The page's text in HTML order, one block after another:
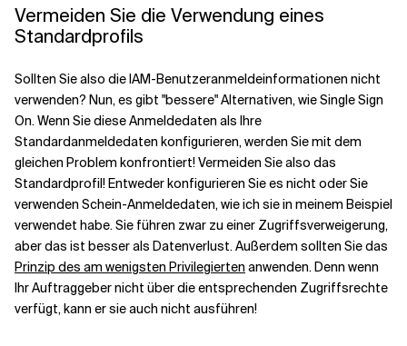
Vermeiden Sie die Verwendung eines
Standardprofils
Sollten Sie also die IAM-Benutzeranmeldeinformationen nicht
verwenden? Nun, es gibt "bessere" Alternativen, wie Single Sign
On. Wenn Sie diese Anmeldedaten als Ihre
Standardanmeldedaten konfigurieren, werden Sie mit dem
gleichen Problem konfrontiert! Vermeiden Sie also das
Standardprofil! Entweder konfigurieren Sie es nicht oder Sie
verwenden Schein-Anmeldedaten, wie ich sie in meinem Beispiel
verwendet habe. Sie führen zwar zu einer Zugriffsverweigerung,
aber das ist besser als Datenverlust. Außerdem sollten Sie das
Prinzip des am wenigsten Privilegierten anwenden. Denn wenn
Ihr Auftraggeber nicht über die entsprechenden Zugriffsrechte
verfügt, kann er sie auch nicht ausführen!